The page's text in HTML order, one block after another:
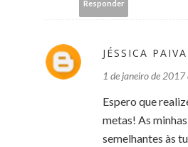
Responder
JÉSSICA PAIVA
1 de janeiro de
Espero que
metas! As
semelhantes às